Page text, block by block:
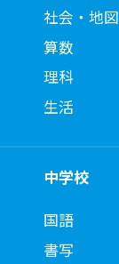
社会・地図
算数
理科
生活
中学校
国語
書写